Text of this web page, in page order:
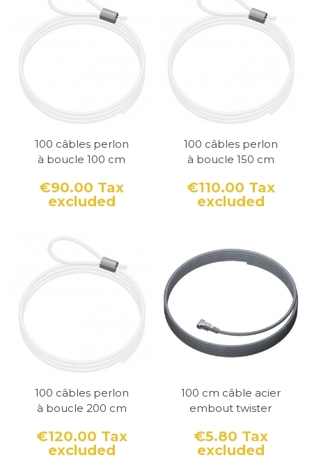
100 câbles perlon
à boucle 100 cm
Price
€90.00 Tax
excluded
100 câbles perlon
à boucle 150 cm
Price
€110.00 Tax
excluded
100 câbles perlon
à boucle 200 cm
Price
€120.00 Tax
excluded
100 cm câble acier
embout twister
Price
€5.80 Tax
excluded